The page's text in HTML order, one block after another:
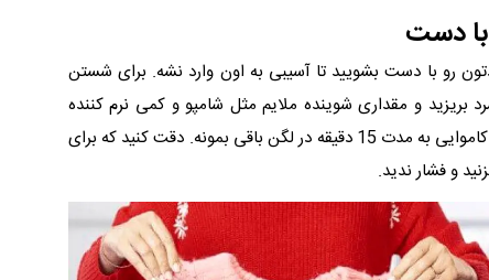
دست
رو با دست بشویید تا آسیبی به اون وارد نشه. برای شستن
و مقداری شوینده ملایم مثل شامپو و کمی نرم کننده
لباس به اون اضافه کنید. اجازه بدید لباس کاموایی به مدت 15 دقیقه در لگن باقی بمونه. دقت کنید که برای
و فشار ندید.